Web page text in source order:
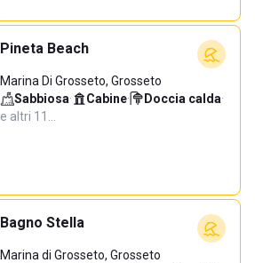
Pineta Beach
Marina Di Grosseto, Grosseto
Sabbiosa· Cabine· Doccia calda·
e altri 11…
Bagno Stella
Marina di Grosseto, Grosseto